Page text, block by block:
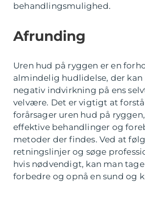
behandlingsmulighed.
Afrunding
Uren hud på ryggen er en
almindelig hudlidelse, der kan
negativ indvirkning på ens
velvære. Det er vigtigt at
forårsager uren hud på
effektive behandlinger og
metoder der findes. Ved at
retningslinjer og søge
hvis nødvendigt, kan man
forbedre og opnå en sund og